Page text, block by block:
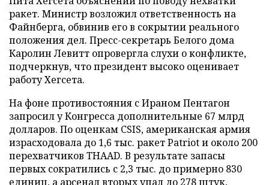
ракет. Министр возложил ответственность на
Файнберга, обвинив его в сокрытии реального
положения дел. Пресс-секретарь Белого дома
Каролин Левитт опровергла слухи о конфликте,
подчеркнув, что президент высоко оценивает
работу Хегсета.
На фоне противостояния с Ираном Пентагон
запросил у Конгресса дополнительные 67 млрд
долларов. По оценкам CSIS, американская армия
израсходовала до 1,6 тыс. ракет Patriot и около 200
перехватчиков THAAD. В результате запасы
первых сократились с 2,3 тыс. до примерно 830
единиц, а арсенал вторых упал до 278 штук,